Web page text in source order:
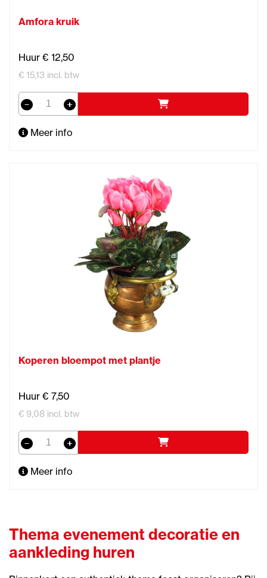
Amfora kruik
Huur € 12,50
€ 15,13 incl. btw
Meer info
Koperen bloempot met plantje
Huur € 7,50
€ 9,08 incl. btw
Meer info
Thema evenement decoratie en
aankleding huren